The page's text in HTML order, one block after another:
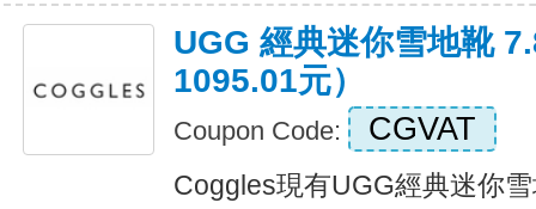
UGG 經典迷你雪地靴
1095.01元）
Coupon Code: CGVAT
Coggles現有UGG經典迷你